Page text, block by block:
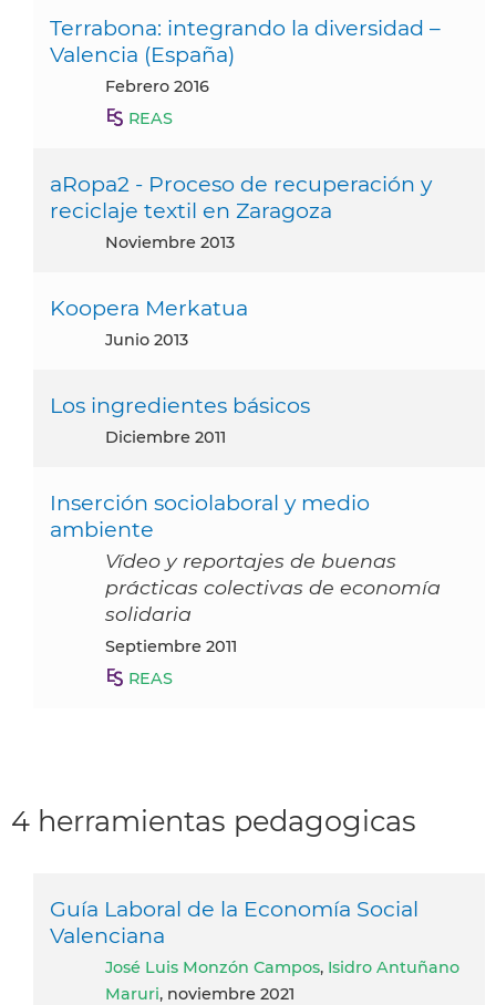
Terrabona: integrando la diversidad –
Valencia (España)
febrero 2016
REAS
aRopa2 - Proceso de recuperación y
reciclaje textil en Zaragoza
noviembre 2013
Koopera Merkatua
junio 2013
Los ingredientes básicos
diciembre 2011
Inserción sociolaboral y medio
ambiente
Vídeo y reportajes de buenas
prácticas colectivas de economía
solidaria
septiembre 2011
REAS
4 herramientas pedagogicas
Guía Laboral de la Economía Social
Valenciana
José Luis Monzón Campos, Isidro Antuñano
Maruri, noviembre 2021